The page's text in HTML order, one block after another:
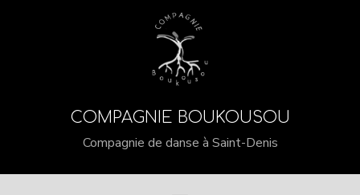
COMPAGNIE BOUKOUSOU
Compagnie de danse à Saint-Denis